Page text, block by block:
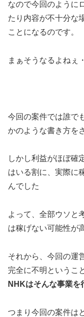
なので今回のように
たり内容が不十分な
ことになるのです。
まぁそうなるよねぇ
今回の案件では誰で
かのような書き方を
しかし利益がほぼ確
はいる割に、 実際に
んでした
よって、全部ウソと
は稼げない可能性が
それから、今回の運
完全に不明 というこ
NHKはそんな事業を
つまり今回の案件は